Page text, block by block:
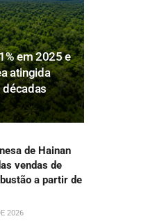
em 2025 e
atingida
décadas
de Hainan
vendas de
a partir de
2026